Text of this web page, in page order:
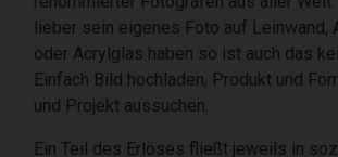
lieber sein eigenes Foto auf Leinwand,
oder Acrylglas haben so ist auch das
Einfach Bild hochladen, Produkt und
und Projekt aussuchen.
Ein Teil des Erlöses fließt jeweils in